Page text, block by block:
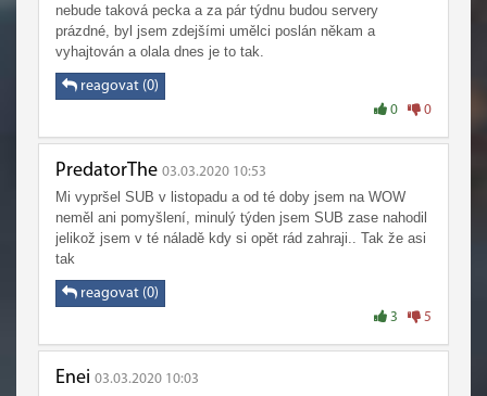
nebude taková pecka a za pár týdnu budou servery
prázdné, byl jsem zdejšími umělci poslán někam a
vyhajtován a olala dnes je to tak.
reagovat (0)
0 0
PredatorThe 03.03.2020 10:53
Mi vypršel SUB v listopadu a od té doby jsem na WOW
neměl ani pomyšlení, minulý týden jsem SUB zase nahodil
jelikož jsem v té náladě kdy si opět rád zahraji.. Tak že asi
tak
reagovat (0)
3 5
Enei 03.03.2020 10:03